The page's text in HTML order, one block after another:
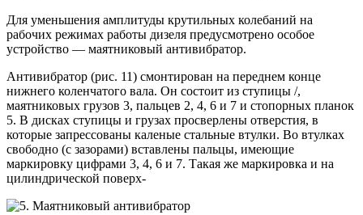
Для уменьшения амплитуды крутильных колебаний на
рабочих режимах работы дизеля предусмотрено особое
устройство — маятниковый антивибратор.
Антивибратор (рис. 11) смонтирован на переднем конце
нижнего коленчатого вала. Он состоит из ступицы /,
маятниковых грузов 3, пальцев 2, 4, 6 и 7 и стопорных планок
5. В дисках ступицы и грузах просверлены отверстия, в
которые запрессованы каленые стальные втулки. Во втулках
свободно (с зазорами) вставлены пальцы, имеющие
маркировку цифрами 3, 4, 6 и 7. Такая же маркировка и на
цилиндрической поверх-